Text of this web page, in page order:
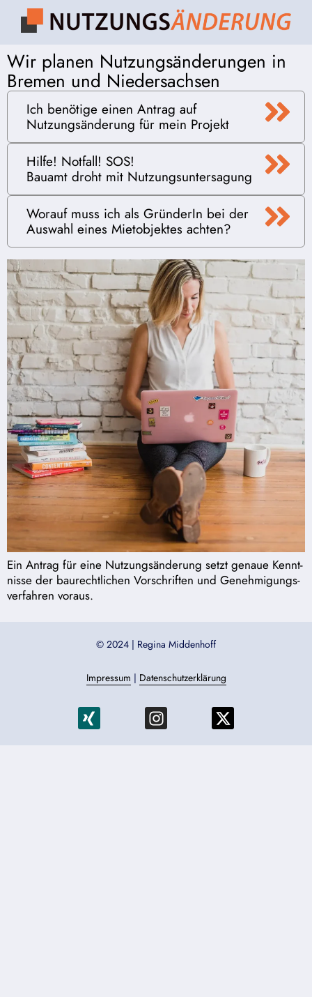
Wir planen Nutzungsänderungen in
Bremen und Niedersachsen
Ich benötige einen Antrag auf
Nutzungsänderung für mein Projekt
Hilfe! Notfall! SOS!
Bauamt droht mit Nutzungsuntersagung
Worauf muss ich als GründerIn bei der
Auswahl eines Mietobjektes achten?
Ein Antrag für eine Nutzungs­än­derung setzt genaue Kennt­
nisse der baurecht­lichen Vorschriften und Geneh­mi­gungs­
ver­fahren voraus.
© 2024 | Regina Middenhoff
Impressum | Datenschutzerklärung